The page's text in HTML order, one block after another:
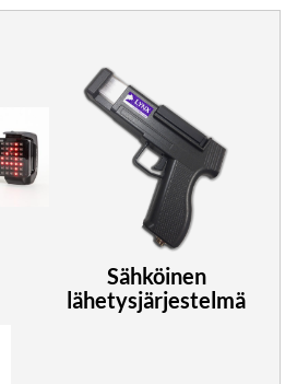
Sähköinen
lähetysjärjestelmä